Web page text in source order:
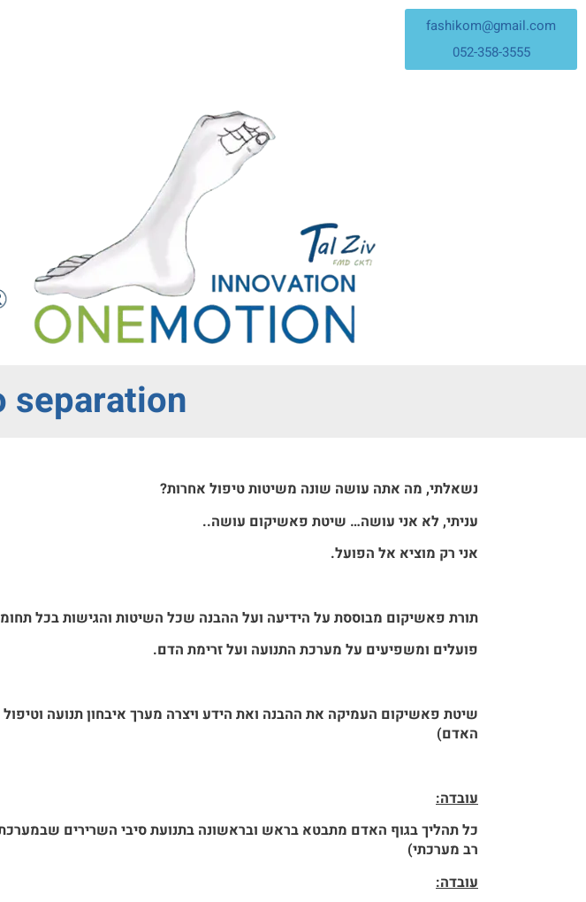
fashikom@gmail.com
052-358-3555
separation
נשאלתי, מה אתה עושה שונה משיטות טיפול אחרות?
עניתי, לא אני עושה… שיטת פאשיקום עושה..
אני רק מוציא אל הפועל.
תורת פאשיקום מבוססת על הידיעה ועל ההבנה שכל השיטות והגישות בכל
פועלים ומשפיעים על מערכת התנועה ועל זרימת הדם.
שיטת פאשיקום העמיקה את ההבנה ואת הידע ויצרה מערך איבחון תנועה
האדם)
עובדה:
כל תהליך בגוף האדם מתבטא בראש ובראשונה בתנועת סיבי השרירים שבמערכת
רב מערכתי)
עובדה: